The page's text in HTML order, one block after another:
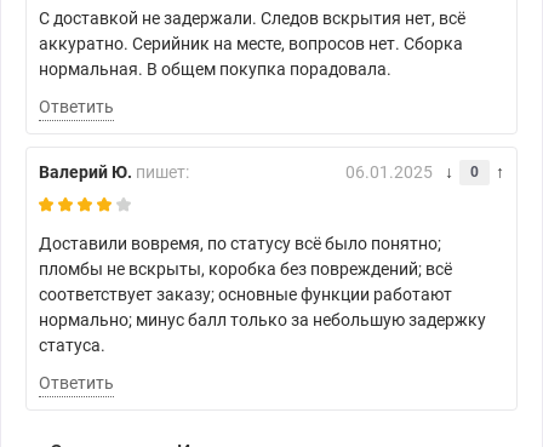
С доставкой не задержали. Следов вскрытия нет, всё
аккуратно. Серийник на месте, вопросов нет. Сборка
нормальная. В общем покупка порадовала.
Ответить
Валерий Ю. пишет: 06.01.2025 0
Доставили вовремя, по статусу всё было понятно;
пломбы не вскрыты, коробка без повреждений; всё
соответствует заказу; основные функции работают
нормально; минус балл только за небольшую задержку
статуса.
Ответить